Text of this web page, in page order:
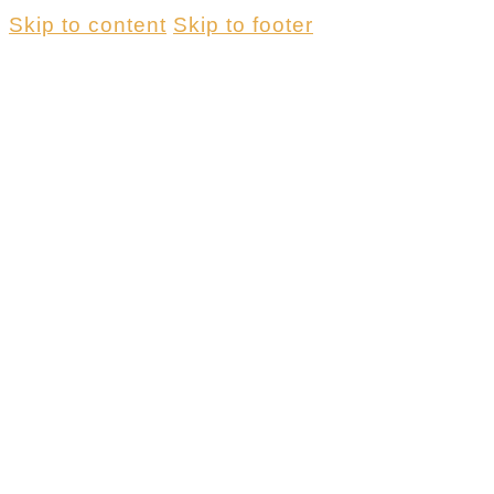
Skip to content Skip to footer